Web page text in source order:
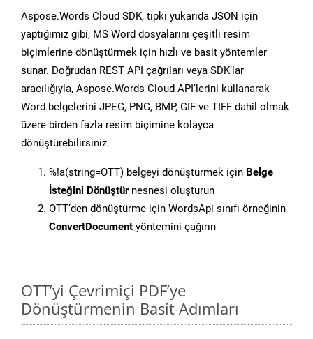
Aspose.Words Cloud SDK, tıpkı yukarıda JSON için
yaptığımız gibi, MS Word dosyalarını çeşitli resim
biçimlerine dönüştürmek için hızlı ve basit yöntemler
sunar. Doğrudan REST API çağrıları veya SDK’lar
aracılığıyla, Aspose.Words Cloud API’lerini kullanarak
Word belgelerini JPEG, PNG, BMP, GIF ve TIFF dahil olmak
üzere birden fazla resim biçimine kolayca
dönüştürebilirsiniz.
%!a(string=OTT) belgeyi dönüştürmek için Belge
İsteğini Dönüştürnesnesi oluşturun
OTT’den dönüştürme için WordsApi sınıfı örneğinin
ConvertDocument yöntemini çağırın
OTT’yi Çevrimiçi PDF’ye
Dönüştürmenin Basit Adımları